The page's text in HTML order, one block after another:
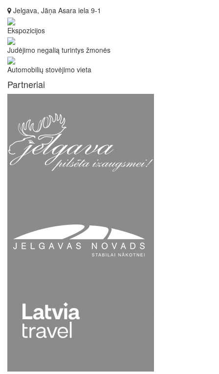
Jelgava, Jāņa Asara iela 9-1
Ekspozicijos
Judėjimo negalią turintys žmonės
Automobilių stovėjimo vieta
Partneriai